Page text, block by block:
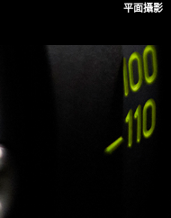
平面攝影